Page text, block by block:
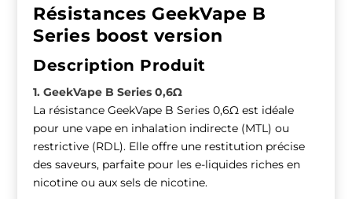
Résistances GeekVape B
Series boost version
Description Produit
1. GeekVape B Series 0,6Ω
La résistance GeekVape B Series 0,6Ω est idéale
pour une vape en inhalation indirecte (MTL) ou
restrictive (RDL). Elle offre une restitution précise
des saveurs, parfaite pour les e-liquides riches en
nicotine ou aux sels de nicotine.